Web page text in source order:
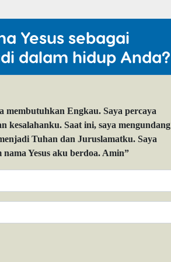
Yesus sebagai
dalam hidup Anda?
membutuhkan Engkau. Saya percaya
kesalahanku. Saat ini, saya mengundang
Tuhan dan Juruslamatku. Saya
Yesus aku berdoa. Amin”